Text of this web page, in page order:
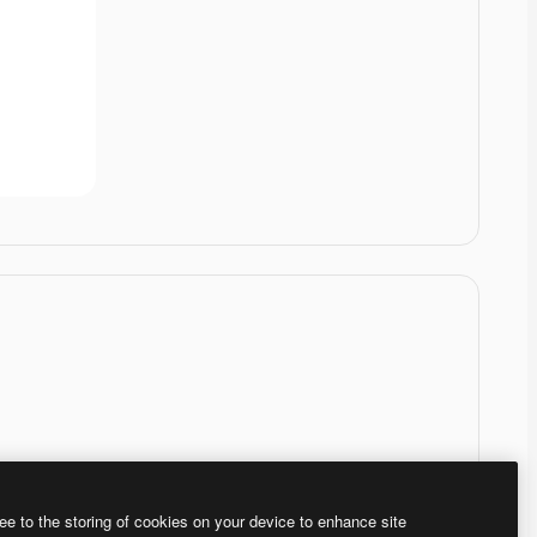
to the storing of cookies on your device to enhance site